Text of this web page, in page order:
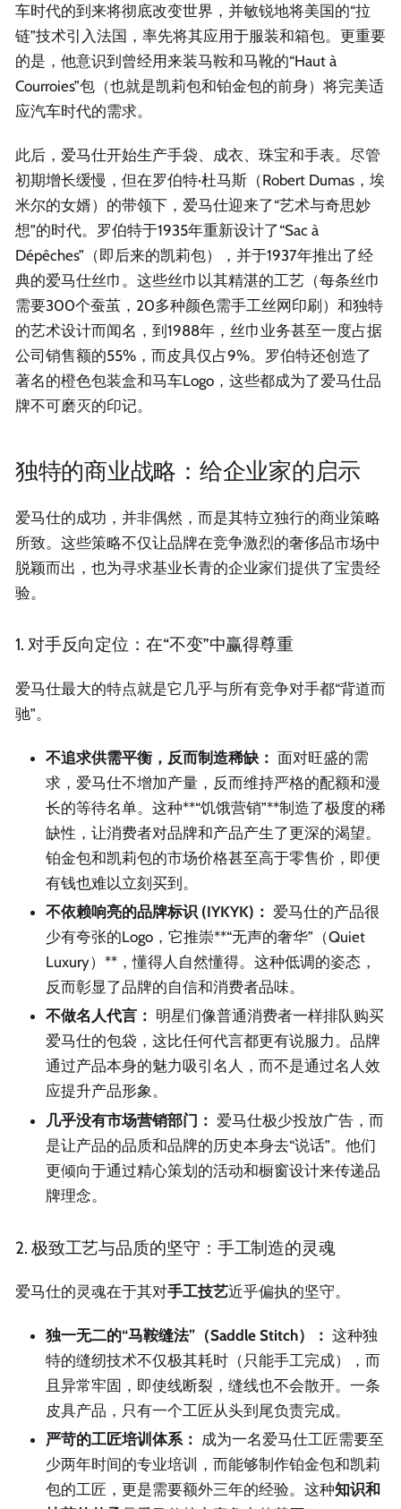
车时代的到来将彻底改变世界，并敏锐地将美国的“拉
链”技术引入法国，率先将其应用于服装和箱包。更重要
的是，他意识到曾经用来装马鞍和马靴的“Haut à
Courroies”包（也就是凯莉包和铂金包的前身）将完美适
应汽车时代的需求。
此后，爱马仕开始生产手袋、成衣、珠宝和手表。尽管
初期增长缓慢，但在罗伯特·杜马斯（Robert Dumas，埃
米尔的女婿）的带领下，爱马仕迎来了“艺术与奇思妙
想”的时代。罗伯特于1935年重新设计了“Sac à
Dépêches”（即后来的凯莉包），并于1937年推出了经
典的爱马仕丝巾。这些丝巾以其精湛的工艺（每条丝巾
需要300个蚕茧，20多种颜色需手工丝网印刷）和独特
的艺术设计而闻名，到1988年，丝巾业务甚至一度占据
公司销售额的55%，而皮具仅占9%。罗伯特还创造了
著名的橙色包装盒和马车Logo，这些都成为了爱马仕品
牌不可磨灭的印记。
独特的商业战略：给企业家的启示
爱马仕的成功，并非偶然，而是其特立独行的商业策略
所致。这些策略不仅让品牌在竞争激烈的奢侈品市场中
脱颖而出，也为寻求基业长青的企业家们提供了宝贵经
验。
1. 对手反向定位：在“不变”中赢得尊重
爱马仕最大的特点就是它几乎与所有竞争对手都“背道而
驰”。
不追求供需平衡，反而制造稀缺： 面对旺盛的需
求，爱马仕不增加产量，反而维持严格的配额和漫
长的等待名单。这种**“饥饿营销”**制造了极度的稀
缺性，让消费者对品牌和产品产生了更深的渴望。
铂金包和凯莉包的市场价格甚至高于零售价，即便
有钱也难以立刻买到。
不依赖响亮的品牌标识 (IYKYK)： 爱马仕的产品很
少有夸张的Logo，它推崇**“无声的奢华”（Quiet
Luxury）**，懂得人自然懂得。这种低调的姿态，
反而彰显了品牌的自信和消费者品味。
不做名人代言： 明星们像普通消费者一样排队购买
爱马仕的包袋，这比任何代言都更有说服力。品牌
通过产品本身的魅力吸引名人，而不是通过名人效
应提升产品形象。
几乎没有市场营销部门： 爱马仕极少投放广告，而
是让产品的品质和品牌的历史本身去“说话”。他们
更倾向于通过精心策划的活动和橱窗设计来传递品
牌理念。
2. 极致工艺与品质的坚守：手工制造的灵魂
爱马仕的灵魂在于其对手工技艺近乎偏执的坚守。
独一无二的“马鞍缝法”（Saddle Stitch）： 这种独
特的缝纫技术不仅极其耗时（只能手工完成），而
且异常牢固，即使线断裂，缝线也不会散开。一条
皮具产品，只有一个工匠从头到尾负责完成。
严苛的工匠培训体系： 成为一名爱马仕工匠需要至
少两年时间的专业培训，而能够制作铂金包和凯莉
包的工匠，更是需要额外三年的经验。这种知识和